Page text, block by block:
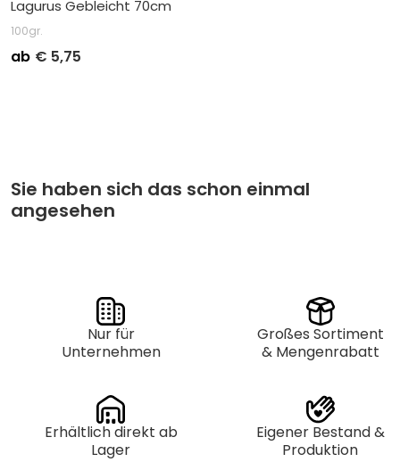
Lagurus Gebleicht 70cm
100gr.
ab € 5,75
Sie haben sich das schon einmal
angesehen
Nur für
Unternehmen
Großes Sortiment
& Mengenrabatt
Erhältlich direkt ab
Lager
Eigener Bestand &
Produktion